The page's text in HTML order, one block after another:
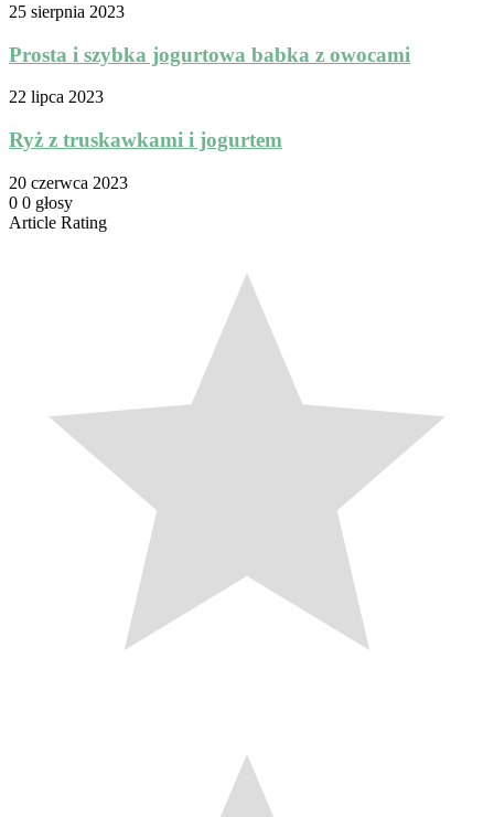
25 sierpnia 2023
Prosta i szybka jogurtowa babka z owocami
22 lipca 2023
Ryż z truskawkami i jogurtem
20 czerwca 2023
0 0 głosy
Article Rating